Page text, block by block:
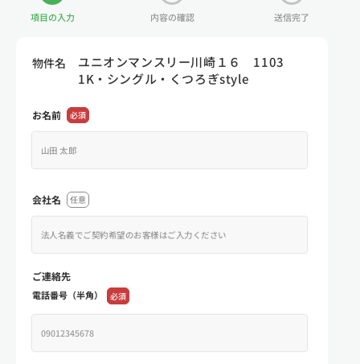
項目の入力 内容の確認 送信完了
物件名
ユニオンマンスリー川崎１６ 1103
1K・シングル・くつろぎstyle
お名前 必須
会社名 任意
ご連絡先
電話番号（半角） 必須